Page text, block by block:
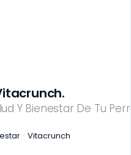
Y Bienestar De Tu
Vitacrunch